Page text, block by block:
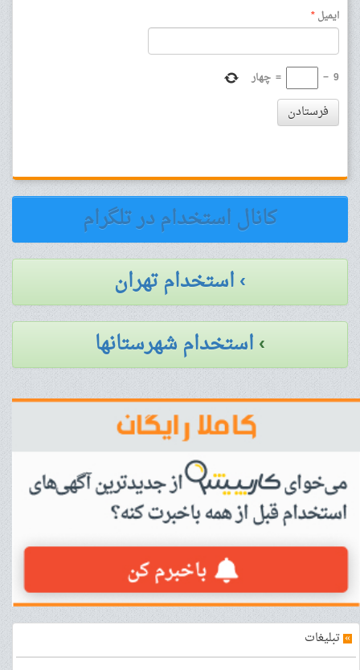
ایمیل*
9
−
= چهار
فرستادن
کانال استخدام در تلگرام
› استخدام تهران
›استخدام شهرستانها
» تبلیغات